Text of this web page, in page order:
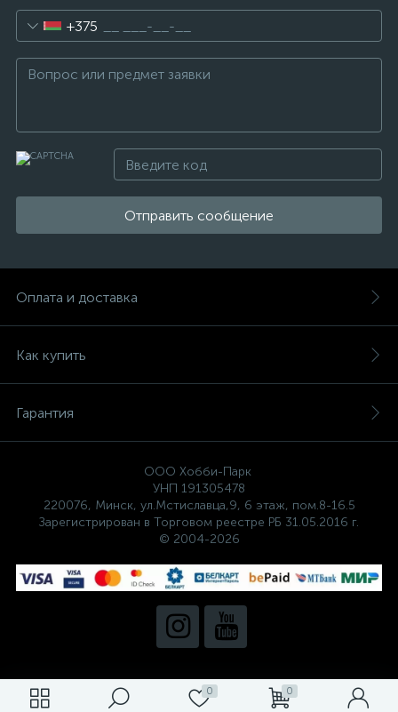
0 0
+375
Отправить сообщение
Оплата и доставка
Как купить
Гарантия
ООО Хобби-Парк
УНП 191305478
220076, Минск, ул.Мстиславца,9, 6 этаж, пом.8-16.5
Зарегистрирован в Торговом реестре РБ 31.05.2016 г.
© 2004-2026